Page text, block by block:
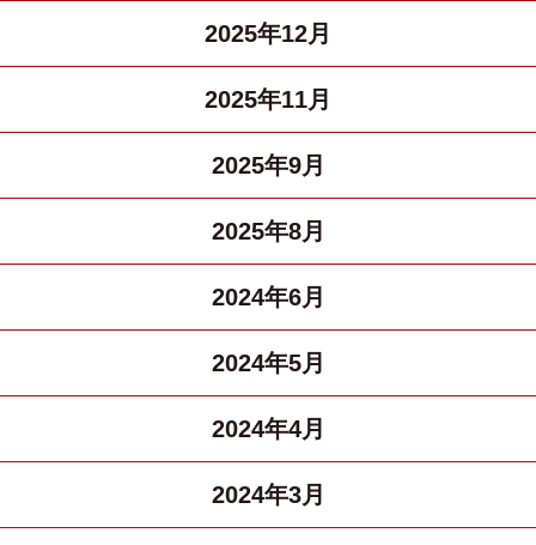
2025年12月
2025年11月
2025年9月
2025年8月
2024年6月
2024年5月
2024年4月
2024年3月